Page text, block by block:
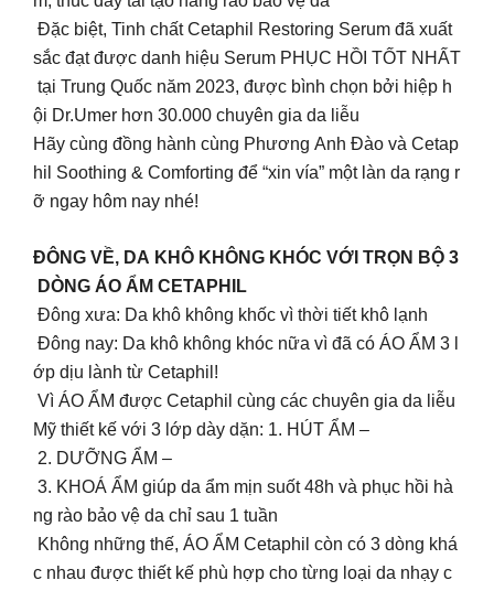
Đặc biệt, Tinh chất Cetaphil Restoring Serum đã xuất
sắc đạt được danh hiệu Serum PHỤC HỒI TỐT NHẤT
tại Trung Quốc năm 2023, được bình chọn bởi hiệp h
ội Dr.Umer hơn 30.000 chuyên gia da liễu
Hãy cùng đồng hành cùng Phương Anh Đào và Cetap
hil Soothing & Comforting để “xin vía” một làn da rạng r
ỡ ngay hôm nay nhé!
ĐÔNG VỀ, DA KHÔ KHÔNG KHÓC VỚI TRỌN BỘ 3
DÒNG ÁO ẨM CETAPHIL
Đông xưa: Da khô không khốc vì thời tiết khô lạnh
Đông nay: Da khô không khóc nữa vì đã có ÁO ẨM 3 l
ớp dịu lành từ Cetaphil!
Vì ÁO ẨM được Cetaphil cùng các chuyên gia da liễu
Mỹ thiết kế với 3 lớp dày dặn: 1. HÚT ẨM –
2. DƯỠNG ẨM –
3. KHOÁ ẨM giúp da ẩm mịn suốt 48h và phục hồi hà
ng rào bảo vệ da chỉ sau 1 tuần
Không những thế, ÁO ẨM Cetaphil còn có 3 dòng khá
c nhau được thiết kế phù hợp cho từng loại da nhạy c